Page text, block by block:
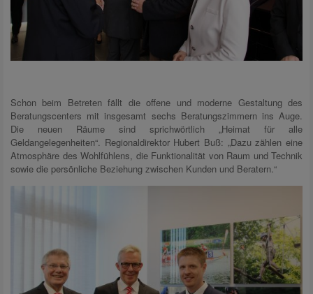
Schon beim Betreten fällt die offene und moderne Gestaltung des
Beratungscenters mit insgesamt sechs Beratungszimmern ins Auge.
Die neuen Räume sind sprichwörtlich „Heimat für alle
Geldangelegenheiten“. Regionaldirektor Hubert Buß: „Dazu zählen eine
Atmosphäre des Wohlfühlens, die Funktionalität von Raum und Technik
sowie die persönliche Beziehung zwischen Kunden und Beratern.“